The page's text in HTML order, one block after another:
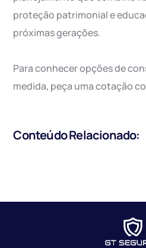
proteção patrimonial e
próximas gerações.
Para conhecer opções de
medida, peça uma cotação
Conteúdo Relacionado: